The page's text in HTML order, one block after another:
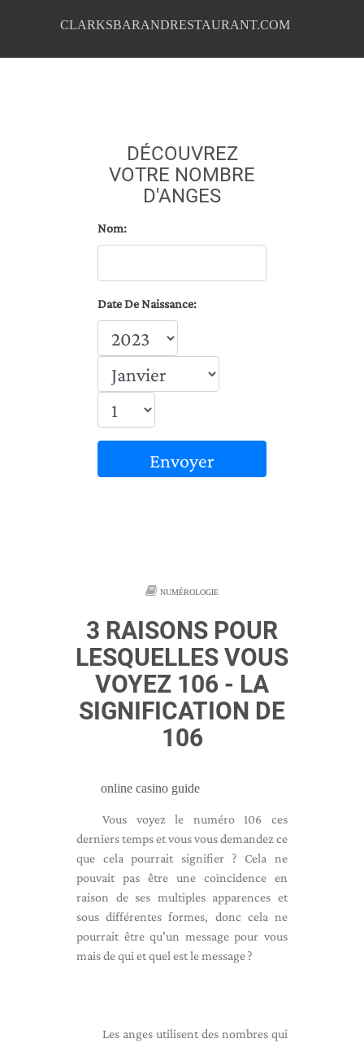
CLARKSBARANDRESTAURANT.COM
DÉCOUVREZ
VOTRE NOMBRE
D'ANGES
Nom:
Date De Naissance:
Envoyer
NUMÉROLOGIE
3 RAISONS POUR
LESQUELLES VOUS
VOYEZ 106 - LA
SIGNIFICATION DE
106
online casino guide
Vous voyez le numéro 106 ces
derniers temps et vous vous demandez ce
que cela pourrait signifier ? Cela ne
pouvait pas être une coïncidence en
raison de ses multiples apparences et
sous différentes formes, donc cela ne
pourrait être qu'un message pour vous
mais de qui et quel est le message ?
Les anges utilisent des nombres qui